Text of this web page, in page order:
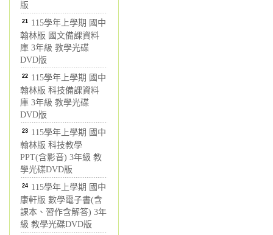
版
21 115學年上學期 國中
翰林版 國文備課資料
庫 3年級 教學光碟
DVD版
22 115學年上學期 國中
翰林版 科技備課資料
庫 3年級 教學光碟
DVD版
23 115學年上學期 國中
翰林版 科技教學
PPT(含影音) 3年級 教
學光碟DVD版
24 115學年上學期 國中
康軒版 數學電子書(含
課本、習作含解答) 3年
級 教學光碟DVD版